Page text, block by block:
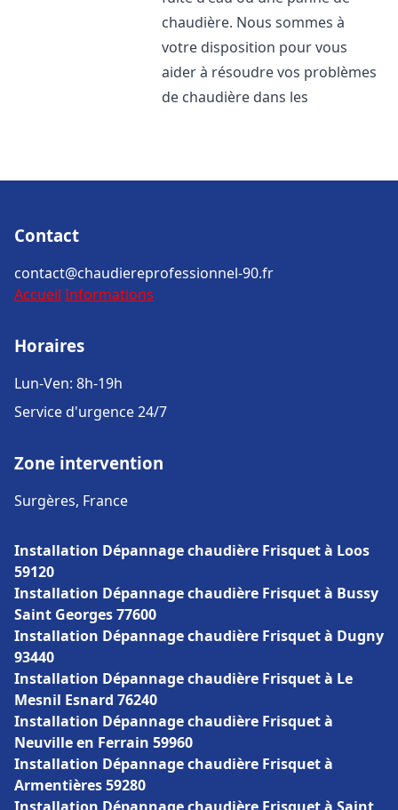
chaudière. Nous sommes à
votre disposition pour vous
aider à résoudre vos problèmes
de chaudière dans les
Contact
contact@chaudiereprofessionnel-90.fr
Accueil Informations
Horaires
Lun-Ven: 8h-19h
Service d'urgence 24/7
Zone intervention
Surgères, France
Installation Dépannage chaudière Frisquet à Loos
59120
Installation Dépannage chaudière Frisquet à Bussy
Saint Georges 77600
Installation Dépannage chaudière Frisquet à Dugny
93440
Installation Dépannage chaudière Frisquet à Le
Mesnil Esnard 76240
Installation Dépannage chaudière Frisquet à
Neuville en Ferrain 59960
Installation Dépannage chaudière Frisquet à
Armentières 59280